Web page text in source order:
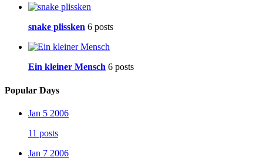
snake plissken 6 posts
Ein kleiner Mensch 6 posts
Popular Days
Jan 5 2006
11 posts
Jan 7 2006